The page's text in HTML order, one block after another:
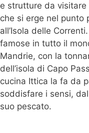
e strutture da visitare
che si erge nel punto
all’Isola delle
famose in tutto il
Mandrie, con la
dell’isola di Capo
cucina Ittica la fa da
soddisfare i sensi,
suo pescato.